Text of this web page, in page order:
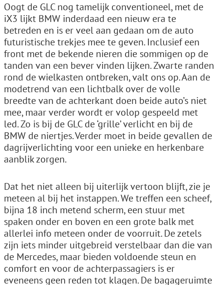
Oogt de GLC nog tamelijk conventioneel, met de
iX3 lijkt BMW inderdaad een nieuw era te
betreden en is er veel aan gedaan om de auto
futuristische trekjes mee te geven. Inclusief een
front met de bekende nieren die sommigen op de
tanden van een bever vinden lijken. Zwarte randen
rond de wielkasten ontbreken, valt ons op. Aan de
modetrend van een lichtbalk over de volle
breedte van de achterkant doen beide auto’s niet
mee, maar verder wordt er volop gespeeld met
led. Zo is bij de GLC de ‘grille’ verlicht en bij de
BMW de niertjes. Verder moet in beide gevallen de
dagrijverlichting voor een unieke en herkenbare
aanblik zorgen.
Dat het niet alleen bij uiterlijk vertoon blijft, zie je
meteen al bij het instappen. We treffen een scheef,
bijna 18 inch metend scherm, een stuur met
spaken onder en boven en een grote balk met
allerlei info meteen onder de voorruit. De zetels
zijn iets minder uitgebreid verstelbaar dan die van
de Mercedes, maar bieden voldoende steun en
comfort en voor de achterpassagiers is er
eveneens geen reden tot klagen. De bagageruimte